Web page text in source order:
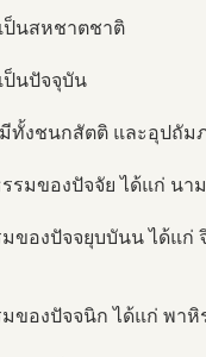
ป็นสหชาตชาติ
ป็นปัจจุบัน
ทั้งชนกสัตติ และอุปถัม
รมของปัจจัย ได้แก่ น
มของปัจจยุบบันน ได้แก่
มของปัจจนิก ได้แก่ พา